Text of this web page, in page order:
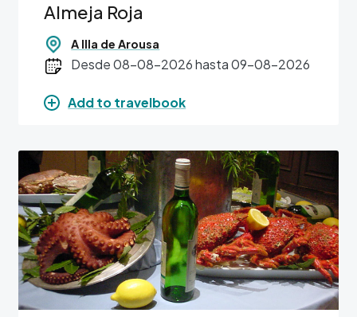
Almeja Roja
A Illa de Arousa
Desde 08-08-2026 hasta 09-08-2026
Add to travelbook
Image